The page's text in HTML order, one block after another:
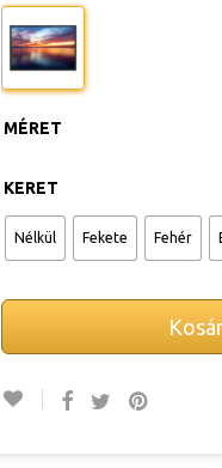
MÉRET
KERET
Nélkül Fekete Fehér